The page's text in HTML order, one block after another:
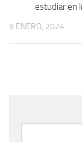
estudiar en
9 ENERO, 2024